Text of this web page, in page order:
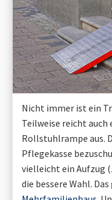
Nicht immer ist ein
Teilweise reicht
Rollstuhlrampe aus.
Pflegekasse
vielleicht ein Aufzug
die bessere Wahl.